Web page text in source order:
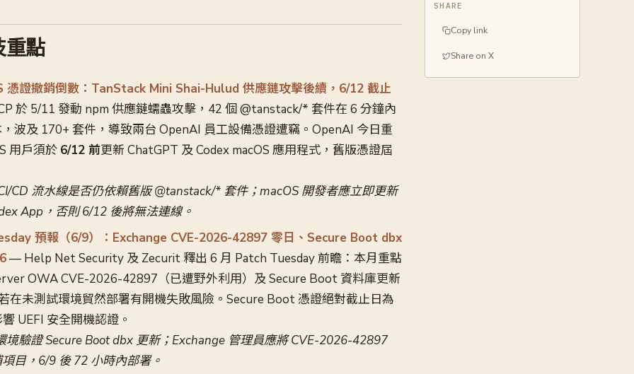
點
憑證撤銷倒數：TanStack Mini Shai-Hulud 供應鏈攻擊後續，6/12 截止
於 5/11 發動 npm 供應鏈蠕蟲攻擊，42 個 @tanstack/* 套件在 6 分鐘內
波及 170+ 套件，導致兩台 OpenAI 員工設備憑證遭竊。OpenAI 今日重
用戶須於 6/12 前更新 ChatGPT 及 Codex macOS 應用程式，舊版憑證屆
CD 流水線是否仍依賴舊版 @tanstack/* 套件；macOS 開發者應立即更新
App，否則 6/12 後將無法連線。
預報（6/9）：Exchange CVE-2026-42897 零日、Secure Boot dbx
— Help Net Security 及 Zecurit 釋出 6 月 Patch Tuesday 前瞻：本月重點
OWA CVE-2026-42897（已遭野外利用）及 Secure Boot 資料庫更新
在未測試環境貿然部署有開機失敗風險。Secure Boot 憑證絕對截止日為
UEFI 安全開機認證。
驗證 Secure Boot dbx 更新；Exchange 管理員應將 CVE-2026-42897
目，6/9 後 72 小時內部署。
SHARE
Copy link
Share on X